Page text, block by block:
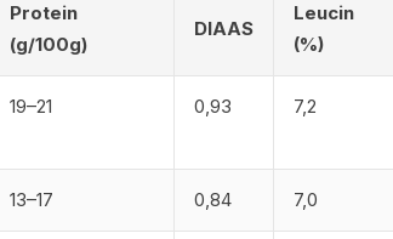
Protein
(g/100g)
DIAAS
Leucin
(%)
19–21 0,93 7,2
13–17 0,84 7,0